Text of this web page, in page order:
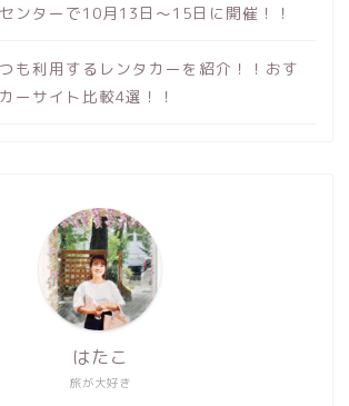
ンターで10月13日～15日に開催！！
つも利用するレンタカーを紹介！！おす
ーサイト比較4選！！
旅が大好き
はたこ